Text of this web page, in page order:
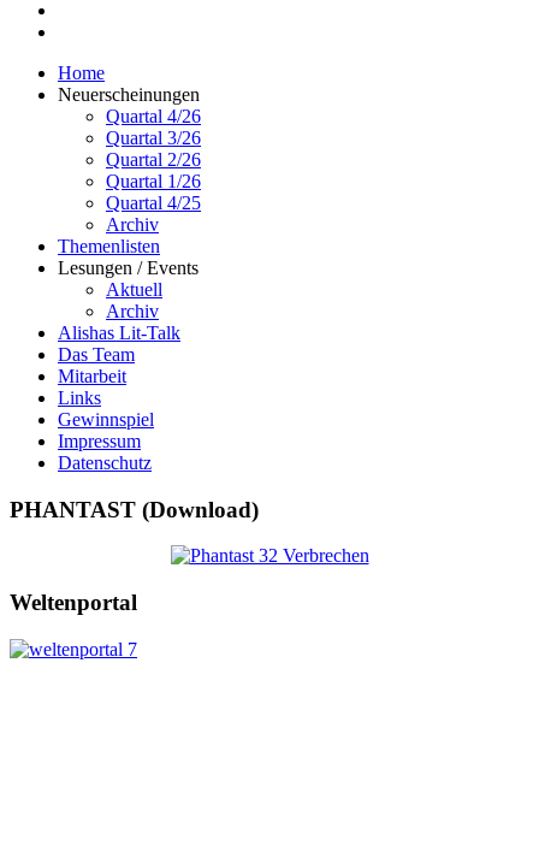
Home
Neuerscheinungen
Quartal 4/26
Quartal 3/26
Quartal 2/26
Quartal 1/26
Quartal 4/25
Archiv
Themenlisten
Lesungen / Events
Aktuell
Archiv
Alishas Lit-Talk
Das Team
Mitarbeit
Links
Gewinnspiel
Impressum
Datenschutz
PHANTAST (Download)
Weltenportal